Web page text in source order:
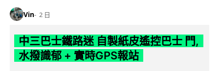
Vin 2 日
中三巴士鐵路迷 自製紙皮遙控巴士 門,
水撥識郁 + 實時GPS報站